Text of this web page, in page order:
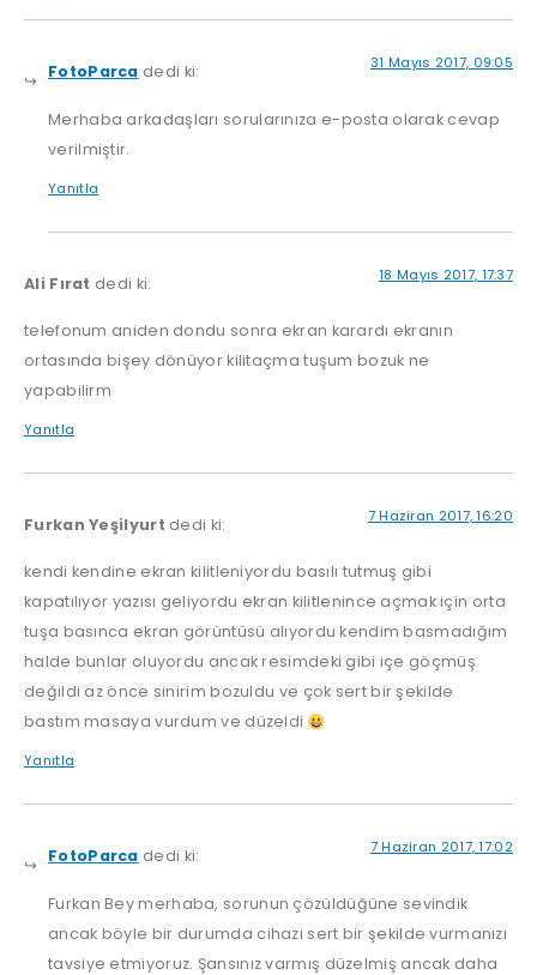
FotoParca dedi ki: 31 Mayıs 2017, 09:05
Merhaba arkadaşları sorularınıza e-posta olarak cevap
verilmiştir.
Yanıtla
Ali Fırat dedi ki: 18 Mayıs 2017, 17:37
telefonum aniden dondu sonra ekran karardı ekranın
ortasında bişey dönüyor kilitaçma tuşum bozuk ne
yapabilirm
Yanıtla
Furkan Yeşilyurt dedi ki: 7 Haziran 2017, 16:20
kendi kendine ekran kilitleniyordu basılı tutmuş gibi
kapatılıyor yazısı geliyordu ekran kilitlenince açmak için orta
tuşa basınca ekran görüntüsü alıyordu kendim basmadığım
halde bunlar oluyordu ancak resimdeki gibi içe göçmüş
değildi az önce sinirim bozuldu ve çok sert bir şekilde
bastım masaya vurdum ve düzeldi
Yanıtla
FotoParca dedi ki: 7 Haziran 2017, 17:02
Furkan Bey merhaba, sorunun çözüldüğüne sevindik
ancak böyle bir durumda cihazı sert bir şekilde vurmanızı
tavsiye etmiyoruz. Şansınız varmış düzelmiş ancak daha